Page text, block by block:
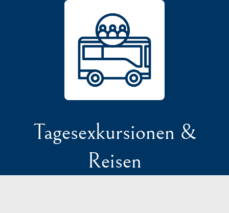
Tagesexkursionen &
Reisen